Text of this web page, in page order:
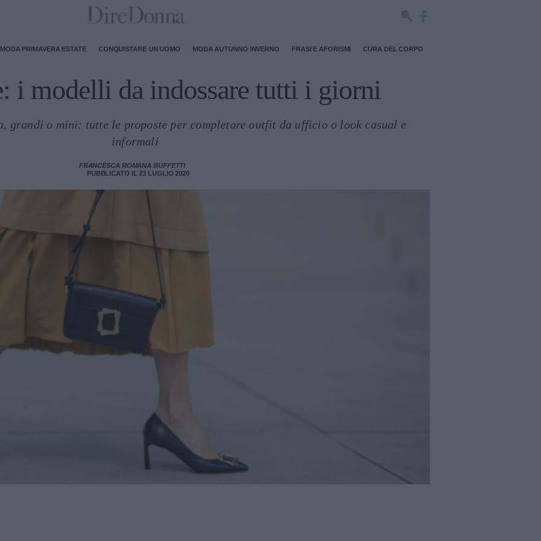
MODA PRIMAVERA ESTATE CONQUISTARE UN UOMO MODA AUTUNNO INVERNO FRASI E AFORISMI CURA DEL CORPO
i modelli da indossare tutti i giorni
grandi o mini: tutte le proposte per completare outfit da ufficio o look casual e
informali
FRANCESCA ROMANA BUFFETTI
PUBBLICATO IL 23 LUGLIO 2020